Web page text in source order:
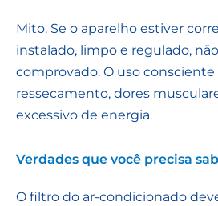
Mito. Se o aparelho estiver
instalado, limpo e regulado,
comprovado. O uso consciente
ressecamento, dores
excessivo de energia.
Verdades que você precisa
O filtro do ar-condicionado